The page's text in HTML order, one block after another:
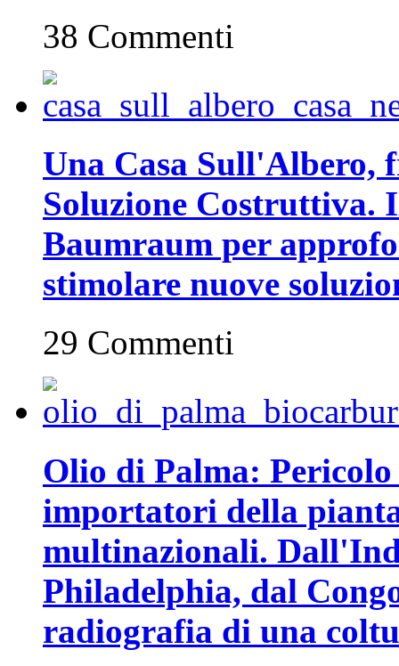
38 Commenti
Una Casa Sull'Albero,
Soluzione Costruttiva.
Baumraum per
stimolare nuove
29 Commenti
Olio di Palma:
importatori della
multinazionali.
Philadelphia, dal
radiografia di una